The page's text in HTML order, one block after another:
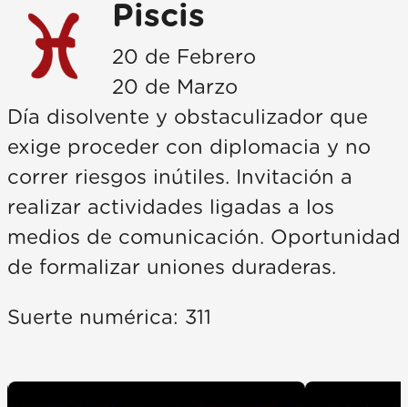
Piscis
20 de Febrero
20 de Marzo
Día disolvente y obstaculizador que
exige proceder con diplomacia y no
correr riesgos inútiles. Invitación a
realizar actividades ligadas a los
medios de comunicación. Oportunidad
de formalizar uniones duraderas.
Suerte numérica: 311